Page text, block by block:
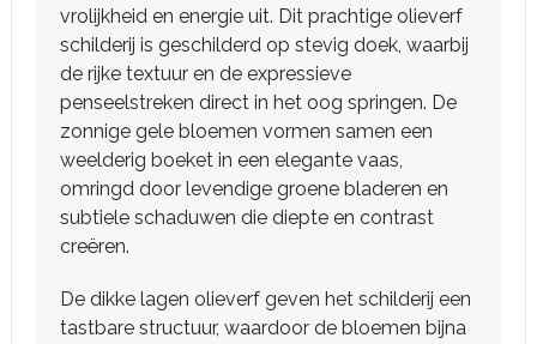
vrolijkheid en energie uit. Dit prachtige olieverf
schilderij is geschilderd op stevig doek, waarbij
de rijke textuur en de expressieve
penseelstreken direct in het oog springen. De
zonnige gele bloemen vormen samen een
weelderig boeket in een elegante vaas,
omringd door levendige groene bladeren en
subtiele schaduwen die diepte en contrast
creëren.
De dikke lagen olieverf geven het schilderij een
tastbare structuur, waardoor de bloemen bijna